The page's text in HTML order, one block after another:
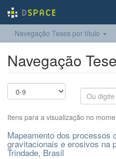
Navegação Teses por título
Navegação
Itens para a visualização no
Mapeamento dos processos
gravitacionais e erosivos na
Trindade, Brasil